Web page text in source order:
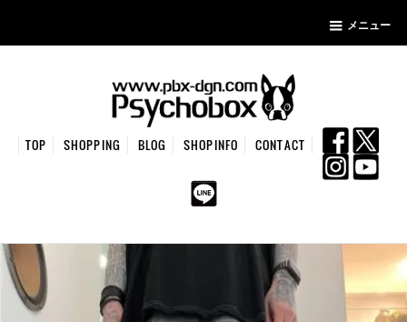
メニュー
TOP SHOPPING BLOG SHOPINFO CONTACT